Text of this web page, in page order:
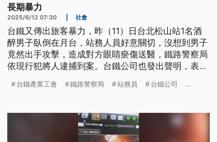
長期暴力
2025/6/12 07:30 社會
台鐵又傳出旅客暴力，昨（11）日台北松山站1名酒
醉男子臥倒在月台，站務人員好意關切，沒想到男子
竟然出手攻擊，造成對方眼睛瘀傷送醫，鐵路警察局
依現行犯將人逮捕到案。台鐵公司也發出聲明，表示
台鐵產業工會 鐵路警察局 站務員 台鐵公司 ...